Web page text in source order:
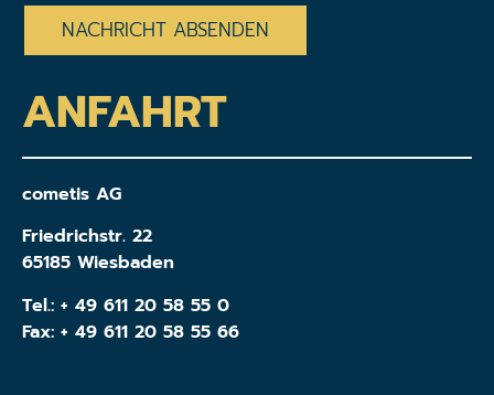
ANFAHRT
cometis AG
Friedrichstr. 22
65185 Wiesbaden
Tel.: + 49 611 20 58 55 0
Fax: + 49 611 20 58 55 66